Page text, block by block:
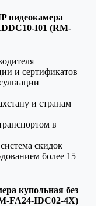
видеокамера
I01 (RM-
и сертификатов
и странам
в
скидок
более 15
купольная без
FA24-IDC02-4X)